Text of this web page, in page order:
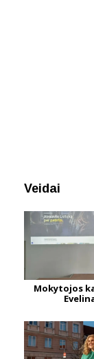
Veidai
Mokytojos